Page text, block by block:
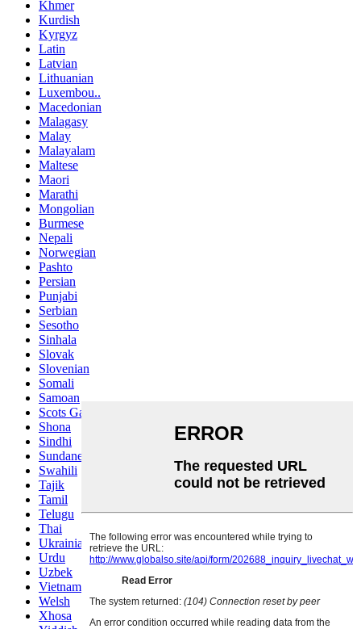
Khmer
Kurdish
Kyrgyz
Latin
Latvian
Lithuanian
Luxembou..
Macedonian
Malagasy
Malay
Malayalam
Maltese
Maori
Marathi
Mongolian
Burmese
Nepali
Norwegian
Pashto
Persian
Punjabi
Serbian
Sesotho
Sinhala
Slovak
Slovenian
Somali
Samoan
Scots Gaelic
Shona
Sindhi
Sundanese
Swahili
Tajik
Tamil
Telugu
Thai
Ukrainian
Urdu
Uzbek
Vietnamese
Welsh
Xhosa